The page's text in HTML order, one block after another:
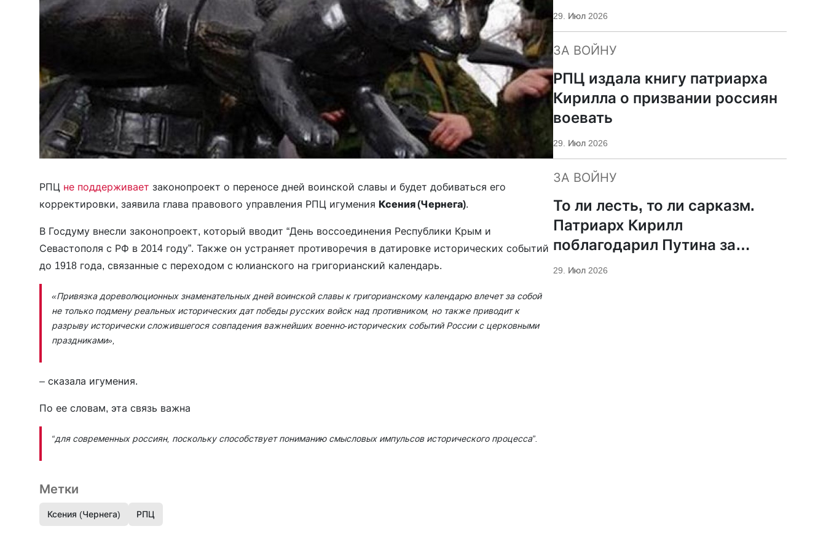
РПЦ не поддерживает законопроект о переносе дней воинской славы и будет добиваться его
корректировки, заявила глава правового управления РПЦ игумения Ксения (Чернега).
В Госдуму внесли законопроект, который вводит “День воссоединения Республики Крым и
Севастополя с РФ в 2014 году”. Также он устраняет противоречия в датировке исторических событий
до 1918 года, связанные с переходом с юлианского на григорианский календарь.
«Привязка дореволюционных знаменательных дней воинской славы к григорианскому календарю влечет за собой
не только подмену реальных исторических дат победы русских войск над противником, но также приводит к
разрыву исторически сложившегося совпадения важнейших военно-исторических событий России с церковными
праздниками»
– сказала игумения.
По ее словам, эта связь важна
“для современных россиян, поскольку способствует пониманию смысловых импульсов исторического процесса”.
Метки
Ксения (Чернега) РПЦ
29. Июл 2026
ЗА ВОЙНУ
РПЦ издала книгу патриарха
Кирилла о призвании россиян
воевать
29. Июл 2026
ЗА ВОЙНУ
То ли лесть, то ли сарказм.
Патриарх Кирилл
поблагодарил Путина за
защиту суверенитета и
29. Июл 2026